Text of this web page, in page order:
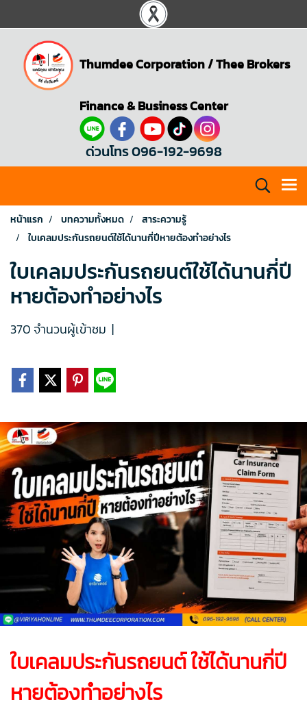
Thumdee Corporation/Thee Brokers
Finance & Business Center
ด่วนโทร 096-192-9698
หน้าแรก บทความทั้งหมด
สาระความรู้
ใบเคลมประกันรถยนต์ใช้ได้นานกี่ปีหายต้องทำอย่างไร
ใบเคลมประกันรถยนต์ใช้ได้นานกี่ปี
หายต้องทำอย่างไร
370 จำนวนผู้เข้าชม |
ใบเคลมประกันรถยนต์ ใช้ได้นานกี่ปี
หายต้องทำอย่างไร